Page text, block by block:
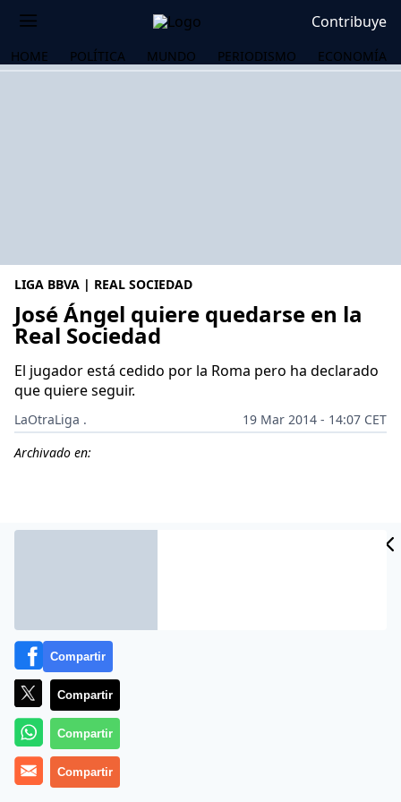
Contribuye
HOME POLÍTICA MUNDO PERIODISMO ECONOMÍA
LIGA BBVA | REAL SOCIEDAD
José Ángel quiere quedarse en la
Real Sociedad
El jugador está cedido por la Roma pero ha declarado
que quiere seguir.
LaOtraLiga .
19 Mar 2014 - 14:07 CET
Archivado en:
Más información
Compartir
Compartir
Compartir
Compartir